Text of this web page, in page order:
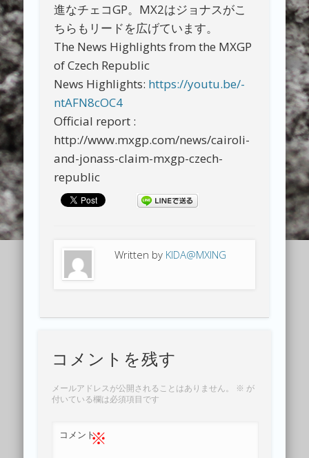
進なチェコGP。MX2はジョナスがこ
ちらもリードを広げています。
The News Highlights from the MXGP
of Czech Republic
News Highlights: https://youtu.be/-
ntAFN8cOC4
Official report :
http://www.mxgp.com/news/cairoli-
and-jonass-claim-mxgp-czech-
republic
Written by KIDA@MXING
コメントを残す
メールアドレスが公開されることはありません。 ※ が
付いている欄は必須項目です
コメント※